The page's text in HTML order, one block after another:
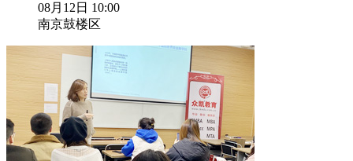
08月12日 10:00
南京鼓楼区